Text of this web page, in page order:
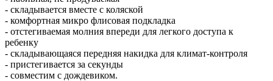
- складывается вместе с коляской
- комфортная микро флисовая подкладка
- отстегиваемая молния впереди для легкого доступа к
ребенку
- складывающаяся передняя накидка для климат-контроля
- пристегивается за секунды
- совместим с дождевиком.